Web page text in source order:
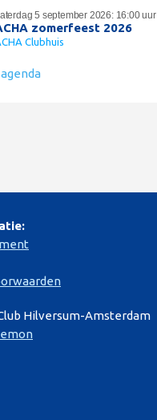
5 september 2026: 16:00 uur
zomerfeest 2026
Clubhuis
Hilversum-Amsterdam